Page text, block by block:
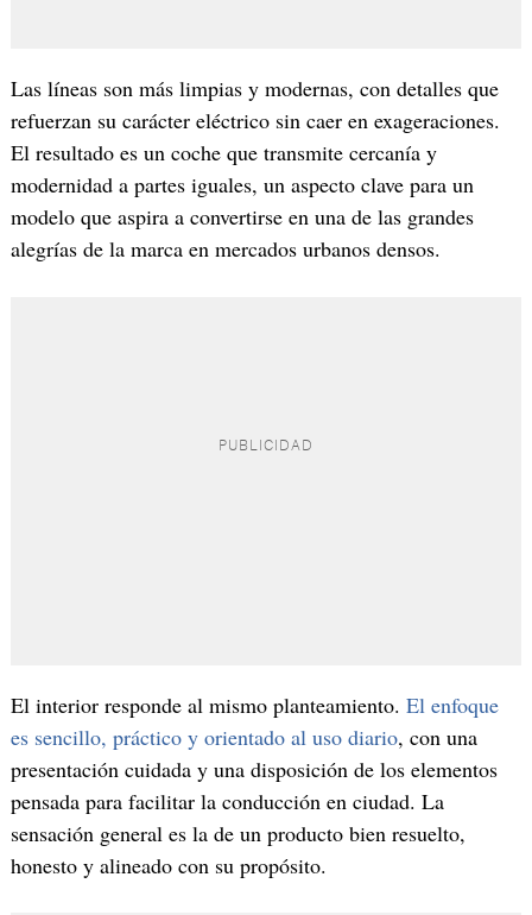
Las líneas son más limpias y modernas, con detalles que
refuerzan su carácter eléctrico sin caer en exageraciones.
El resultado es un coche que transmite cercanía y
modernidad a partes iguales, un aspecto clave para un
modelo que aspira a convertirse en una de las grandes
alegrías de la marca en mercados urbanos densos.
El interior responde al mismo planteamiento. El enfoque
es sencillo, práctico y orientado al uso diario, con una
presentación cuidada y una disposición de los elementos
pensada para facilitar la conducción en ciudad. La
sensación general es la de un producto bien resuelto,
honesto y alineado con su propósito.